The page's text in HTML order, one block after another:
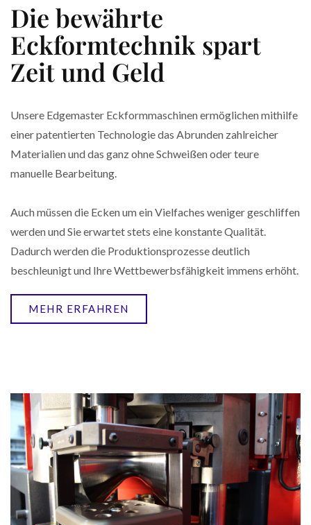
Die bewährte
Eckformtechnik spart
Zeit und Geld
Unsere Edgemaster Eckformmaschinen ermöglichen mithilfe
einer patentierten Technologie das Abrunden zahlreicher
Materialien und das ganz ohne Schweißen oder teure
manuelle Bearbeitung.
Auch müssen die Ecken um ein Vielfaches weniger geschliffen
werden und Sie erwartet stets eine konstante Qualität.
Dadurch werden die Produktionsprozesse deutlich
beschleunigt und Ihre Wettbewerbsfähigkeit immens erhöht.
MEHR ERFAHREN